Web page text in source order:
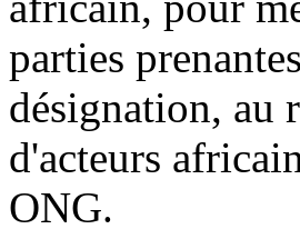
parties
désignation, au
d'acteurs
ONG.